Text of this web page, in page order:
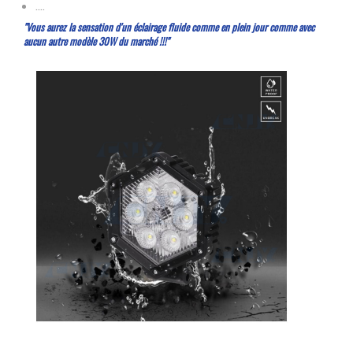
"Vous aurez la sensation d'un éclairage fluide comme en plein jour comme avec
aucun autre modèle 30W du marché !!!"